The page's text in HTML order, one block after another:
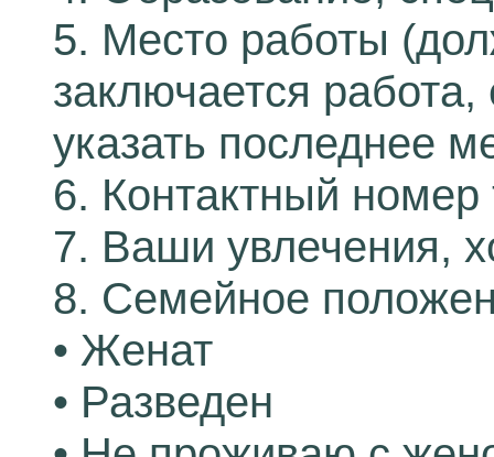
5. Место работы
заключается
указать последнее
6. Контактный
7. Ваши увлечения,
8. Семейное
• Женат
• Разведен